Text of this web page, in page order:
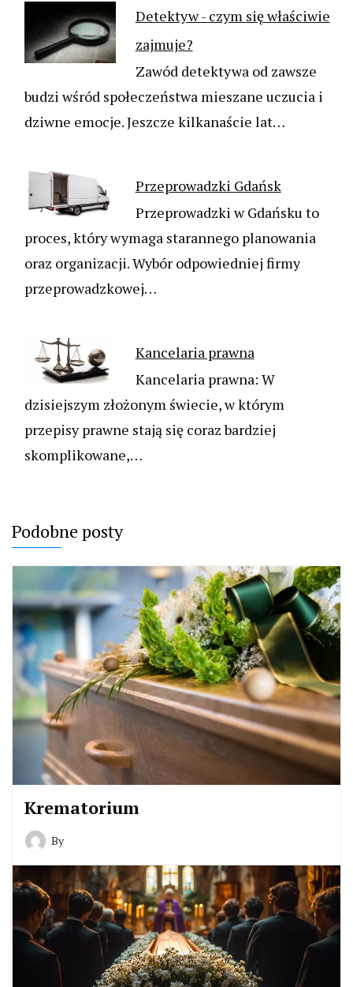
Detektyw - czym się właściwie
zajmuje?
Zawód detektywa od zawsze
budzi wśród społeczeństwa mieszane uczucia i
dziwne emocje. Jeszcze kilkanaście lat…
Przeprowadzki Gdańsk
Przeprowadzki w Gdańsku to
proces, który wymaga starannego planowania
oraz organizacji. Wybór odpowiedniej firmy
przeprowadzkowej…
Kancelaria prawna
Kancelaria prawna: W
dzisiejszym złożonym świecie, w którym
przepisy prawne stają się coraz bardziej
skomplikowane,…
Podobne posty
Krematorium
By